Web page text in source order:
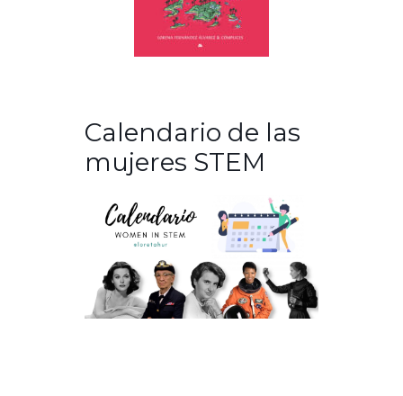
Calendario de las
mujeres STEM